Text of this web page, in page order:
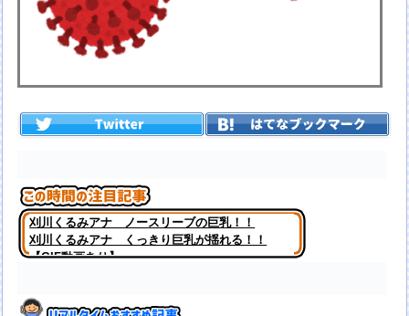
刈川くるみアナ ノースリーブの巨乳！！
刈川くるみアナ くっきり巨乳が揺れる！！
【GIF動画あり】